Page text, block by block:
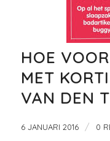
HOE
MET
VAN DEN
6 JANUARI 2016 / 0